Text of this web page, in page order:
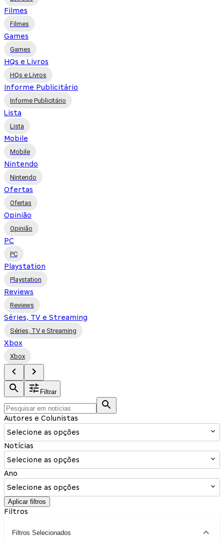
Filmes
Filmes
Games
Games
HQs e Livros
HQs e Livros
Informe Publicitário
Informe Publicitário
Lista
Lista
Mobile
Mobile
Nintendo
Nintendo
Ofertas
Ofertas
Opinião
Opinião
PC
PC
Playstation
Playstation
Reviews
Reviews
Séries, TV e Streaming
Séries, TV e Streaming
Xbox
Xbox
Filtrar
Autores e Colunistas
Selecione as opções
Notícias
Selecione as opções
Ano
Selecione as opções
Aplicar filtros
Filtros
Filtros Selecionados